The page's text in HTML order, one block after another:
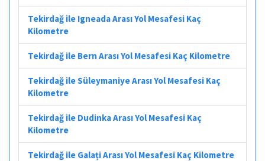
Tekirdağ ile Igneada Arası Yol Mesafesi Kaç
Kilometre
Tekirdağ ile Bern Arası Yol Mesafesi Kaç Kilometre
Tekirdağ ile Süleymaniye Arası Yol Mesafesi Kaç
Kilometre
Tekirdağ ile Dudinka Arası Yol Mesafesi Kaç
Kilometre
Tekirdağ ile Galați Arası Yol Mesafesi Kaç Kilometre